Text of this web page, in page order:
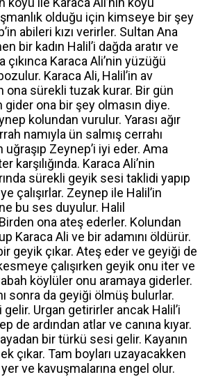
olduğu için kimseye bir şey
abileri kızı verirler. Sultan Ana
bir kadın Halil’i dağda aratır ve
Karaca Ali’nin yüzüğü
Karaca Ali, Halil’in av
sürekli tuzak kurar. Bir gün
ona bir şey olmasın diye.
kolundan vurulur. Yarası ağır
namıyla ün salmış cerrahı
Zeynep’i iyi eder. Ama
karşılığında. Karaca Ali’nin
sürekli geyik sesi taklidi yapıp
çalışırlar. Zeynep ile Halil’in
bu ses duyulur. Halil
ona ateş ederler. Kolundan
Karaca Ali ve bir adamını öldürür.
geyik çıkar. Ateş eder ve geyiği de
çalışırken geyik onu iter ve
köylüler onu aramaya giderler.
sonra da geyiği ölmüş bulurlar.
gelir. Urgan getirirler ancak Halil’i
de ardından atlar ve canına kıyar.
bir türkü sesi gelir. Kayanın
çıkar. Tam boyları uzayacakken
ve kavuşmalarına engel olur.